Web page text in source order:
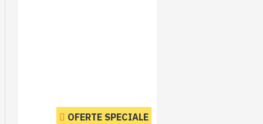
OFERTE SPECIALE